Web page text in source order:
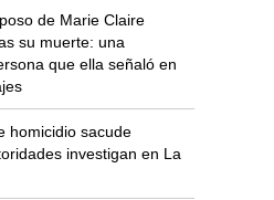
de Marie Claire
su muerte: una
que ella señaló en
homicidio sacude
investigan en La